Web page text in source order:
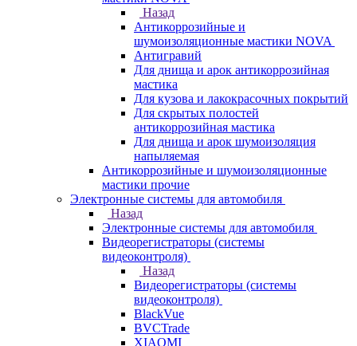
Назад
Антикоррозийные и
шумоизоляционные мастики NOVA
Антигравий
Для днища и арок антикоррозийная
мастика
Для кузова и лакокрасочных покрытий
Для скрытых полостей
антикоррозийная мастика
Для днища и арок шумоизоляция
напыляемая
Антикоррозийные и шумоизоляционные
мастики прочие
Электронные системы для автомобиля
Назад
Электронные системы для автомобиля
Видеорегистраторы (системы
видеоконтроля)
Назад
Видеорегистраторы (системы
видеоконтроля)
BlackVue
BVCTrade
XIAOMI